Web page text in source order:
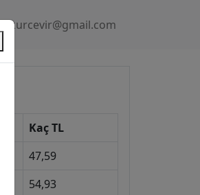
kurcevir@gmail.com
Kaç TL
47,59
54,93